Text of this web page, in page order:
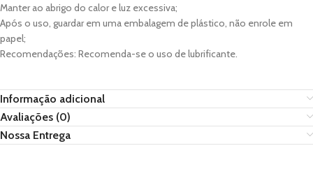
Manter ao abrigo do calor e luz excessiva;
Após o uso, guardar em uma embalagem de plástico, não enrole em
papel;
Recomendações: Recomenda-se o uso de lubrificante.
Informação adicional
Avaliações (0)
Nossa Entrega